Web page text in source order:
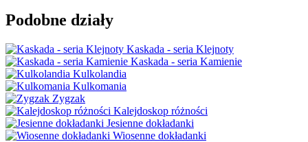
Podobne działy
Kaskada - seria Klejnoty
Kaskada - seria Kamienie
Kulkolandia
Kulkomania
Zygzak
Kalejdoskop różności
Jesienne dokładanki
Wiosenne dokładanki